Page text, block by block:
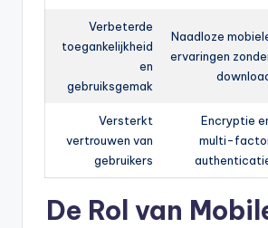
Naadloze
ervaringen
Verbeterde
toegankelijkheid
en
gebruiksgemak
Encryptie
multi-
Versterkt
vertrouwen van
gebruikers
De Rol van